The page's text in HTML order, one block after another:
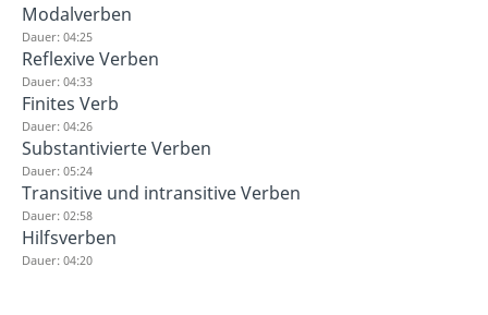
Modalverben
Dauer: 04:25
Reflexive Verben
Dauer: 04:33
Finites Verb
Dauer: 04:26
Substantivierte Verben
Dauer: 05:24
Transitive und intransitive Verben
Dauer: 02:58
Hilfsverben
Dauer: 04:20